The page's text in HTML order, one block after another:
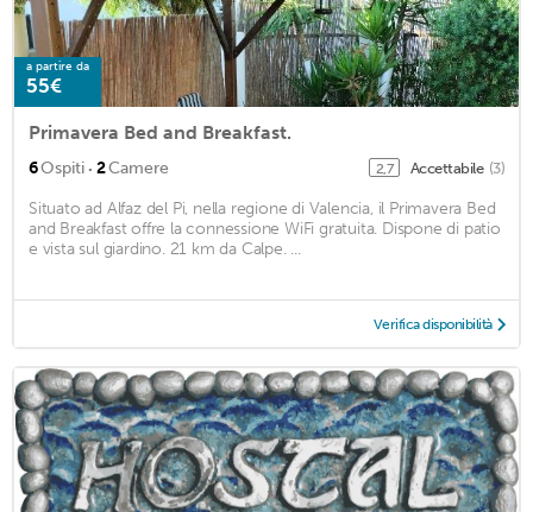
a partire da
55€
Primavera Bed and Breakfast.
6Ospiti · 2Camere 2,7 Accettabile (3)
Situato ad Alfaz del Pi, nella regione di Valencia, il Primavera Bed
and Breakfast offre la connessione WiFi gratuita. Dispone di patio
e vista sul giardino. 21 km da Calpe. ...
Verifica disponibilità